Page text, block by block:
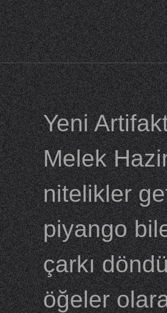
Yeni
Melek
nitelikler
piyango
çarkı
öğeler